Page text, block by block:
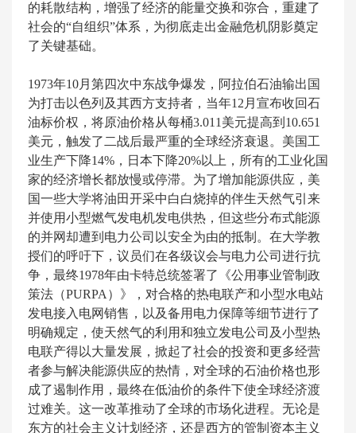
的耗散结构，增强了经济的能量交换和弥合，重建了
社会的“自组织”体系，为彻底走出金融危机阴影奠定
了关键基础。
1973年10月第四次中东战争爆发，阿拉伯石油输出国
为打击以色列及其西方支持者，当年12月宣布收回石
油标价权，将原油价格从每桶3.011美元提高到10.651
美元，触发了二战后最严重的全球经济衰退。美国工
业生产下降14%，日本下降20%以上，所有的工业化国
家的经济增长都放慢或停滞。为了增加能源供应，美
国一些大学将油田开采中白白烧掉的伴生天然气引来
并使用小型燃气发电机发电供热，但这些分布式能源
的并网却遭到电力公司以安全为由的抵制。在大学教
授们的呼吁下，议员们在各级议会与电力公司进行抗
争，最终1978年由卡特总统签署了《公用事业管制政
策法（PURPA）》，对合格的热电联产和小型水电站
发电接入电网销售，以及备用电力保障等细节进行了
明确规定，使天然气的利用和独立发电公司及小型热
电联产得以大量发展，掀起了社会的投资和更多经营
者参与解决能源供应的热情，对全球的石油价格也形
成了遏制作用，最终在低油价的条件下使全球经济渡
过难关。这一改革推动了全球的市场化进程。无论是
东方的社会主义计划经济，还是西方的管制资本主义